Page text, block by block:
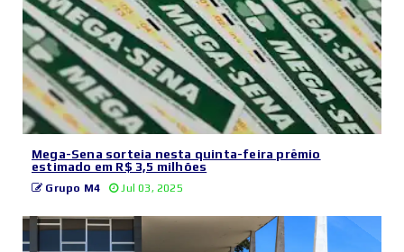
Mega-Sena sorteia nesta quinta-feira prêmio
estimado em R$ 3,5 milhões
Grupo M4 Jul 03, 2025